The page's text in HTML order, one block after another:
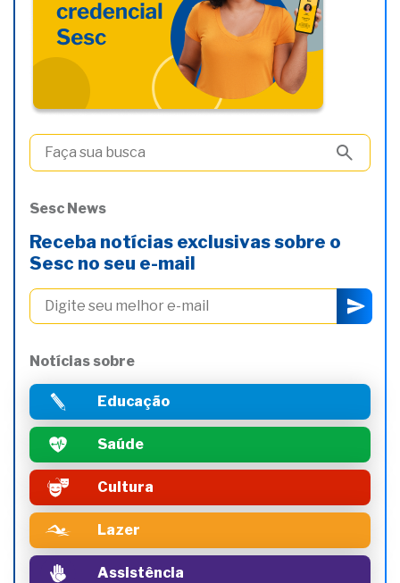
Sesc News
Receba notícias exclusivas sobre o
Sesc no seu e-mail
Notícias sobre
Educação
Saúde
Cultura
Lazer
Assistência